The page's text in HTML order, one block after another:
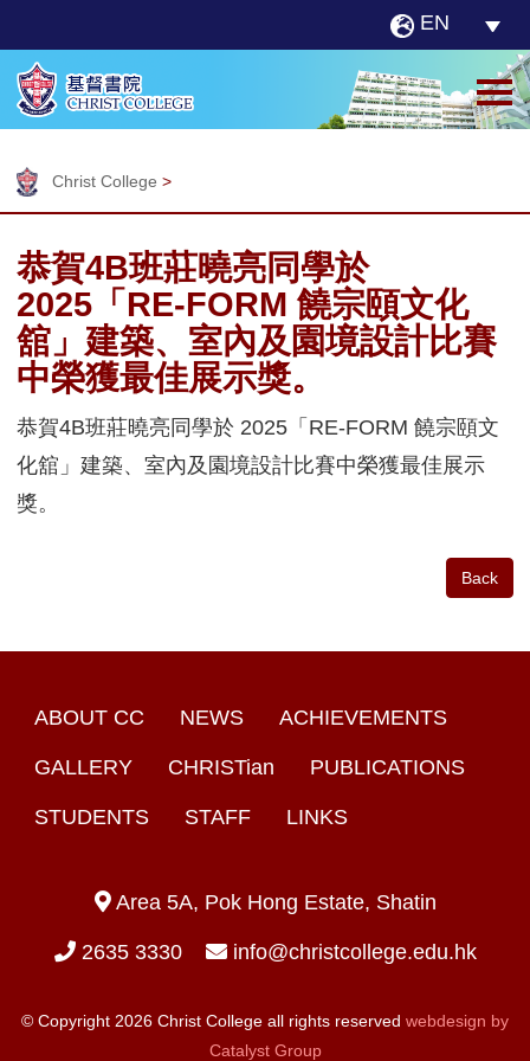
EN
Christ College >
恭賀4B班莊曉亮同學於
2025「RE-FORM 饒宗頤文化
舘」建築、室內及園境設計比賽
中榮獲最佳展示獎。
恭賀4B班莊曉亮同學於 2025「RE-FORM 饒宗頤文
化舘」建築、室內及園境設計比賽中榮獲最佳展示
獎。
Back
ABOUT CC NEWS ACHIEVEMENTS
GALLERY CHRISTian PUBLICATIONS
STUDENTS STAFF LINKS
Area 5A, Pok Hong Estate, Shatin
2635 3330 info@christcollege.edu.hk
© Copyright 2026 Christ College all rights reserved webdesign by
Catalyst Group